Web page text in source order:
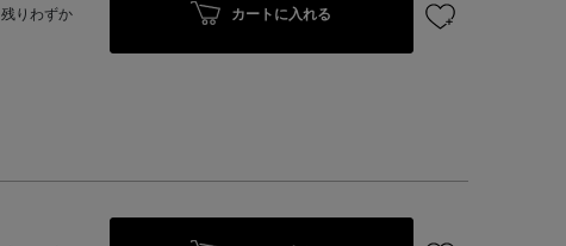
残りわずか カートに入れる